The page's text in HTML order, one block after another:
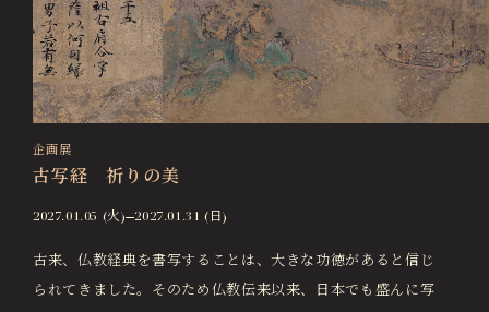
企画展
古写経 祈りの美
2027.01.05 (火) 2027.01.31 (日)
古来、仏教経典を書写することは、大きな功徳があると信じ
られてきました。そのため仏教伝来以来、日本でも盛んに写